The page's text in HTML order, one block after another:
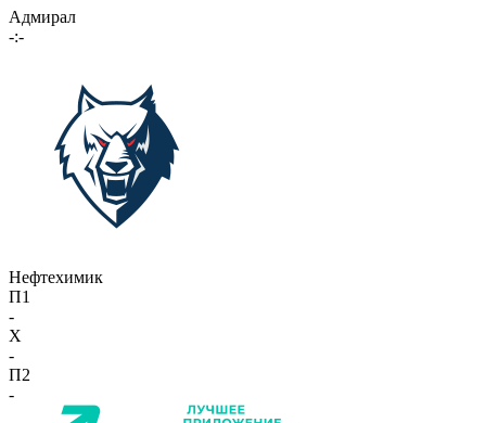
Адмирал
-:-
Нефтехимик
П1
-
X
-
П2
-